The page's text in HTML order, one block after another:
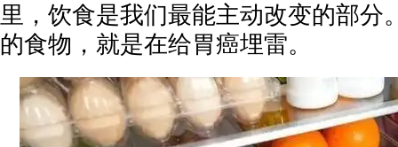
里，饮食是我们最能主动改变的部分
的食物，就是在给胃癌埋雷。